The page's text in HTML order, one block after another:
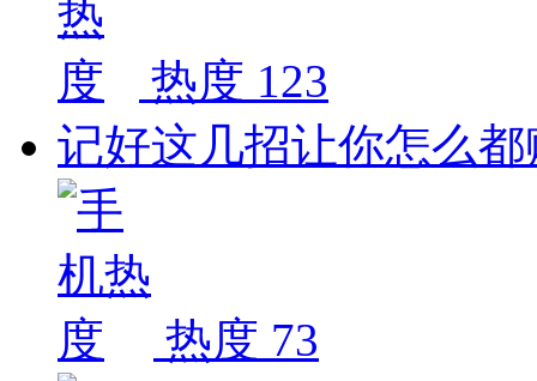
热度 123
记好这几招让你怎么
热度 73